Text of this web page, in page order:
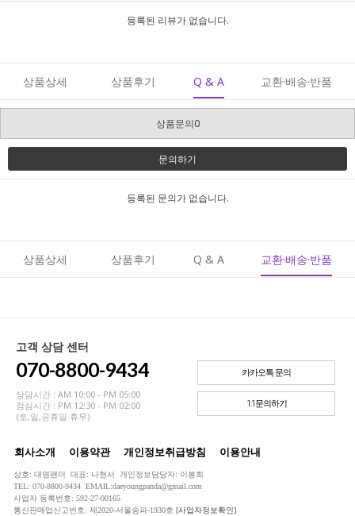
등록된 리뷰가 없습니다.
상품상세 상품후기 Q & A 교환·배송·반품
상품문의0
문의하기
등록된 문의가 없습니다.
상품상세 상품후기 Q & A 교환·배송·반품
고객 상담 센터
070-8800-9434
상담시간 : AM 10:00 - PM 05:00
점심시간 : PM 12:30 - PM 02:00
(토,일,공휴일 휴무)
카카오톡 문의
1:1문의하기
회사소개 이용약관 개인정보취급방침 이용안내
상호: 대영팬더 대표: 나현서 개인정보담당자: 이봉희
TEL: 070-8800-9434 EMAIL:daeyoungpanda@gmail.com
사업자 등록번호: 592-27-00165
통신판매업신고번호: 제2020-서울송파-1930호 [사업자정보확인]